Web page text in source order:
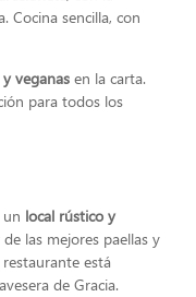
Cocina sencilla, con
veganas en la carta.
para todos los
un local rústico y
las mejores paellas y
está
de Gracia.